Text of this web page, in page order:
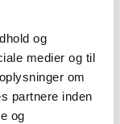
og
medier og til
om
partnere inden
og
blevet